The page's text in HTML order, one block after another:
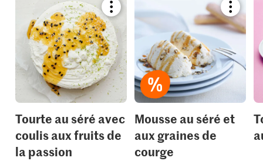
Bookmark
recipe
or
add
it
to
your
collections.
Tourte au séré avec
coulis aux fruits de
la passion
recipe
or
add
it
to
your
Mousse au séré et
aux graines de
courge